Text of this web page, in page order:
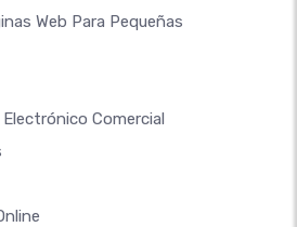
Web Para Pequeñas
Comercial